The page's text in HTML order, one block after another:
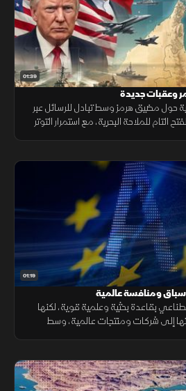
01:39
وعقبات جديدة
حول مضيق هرمز وسط تبادل للرسائل عبر
للملاحة البحرية، مع استمرار التوتر
01:19
سباق ومنافسة عالمية
بقاعدة بحثية وعلمية قوية، لكنها
إلى شركات ومنتجات عالمية، وسط